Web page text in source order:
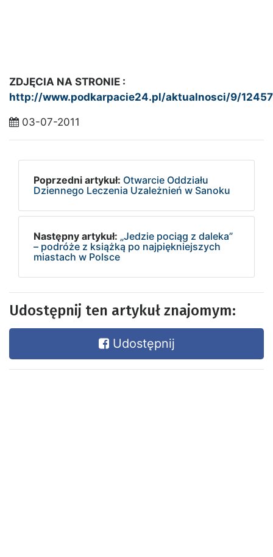
ZDJĘCIA NA STRONIE :
http://www.podkarpacie24.pl/aktualnosci/9/12457
03-07-2011
Poprzedni artykuł: Otwarcie Oddziału
Dziennego Leczenia Uzależnień w Sanoku
Następny artykuł: „Jedzie pociąg z daleka”
– podróże z książką po najpiękniejszych
miastach w Polsce
Udostępnij ten artykuł znajomym:
Udostępnij